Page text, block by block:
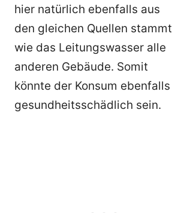
hier natürlich ebenfalls aus
den gleichen Quellen stammt
wie das Leitungswasser alle
anderen Gebäude. Somit
könnte der Konsum ebenfalls
gesundheitsschädlich sein.